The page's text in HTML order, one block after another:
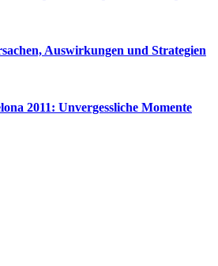
Auswirkungen und Strategien
2011: Unvergessliche Momente